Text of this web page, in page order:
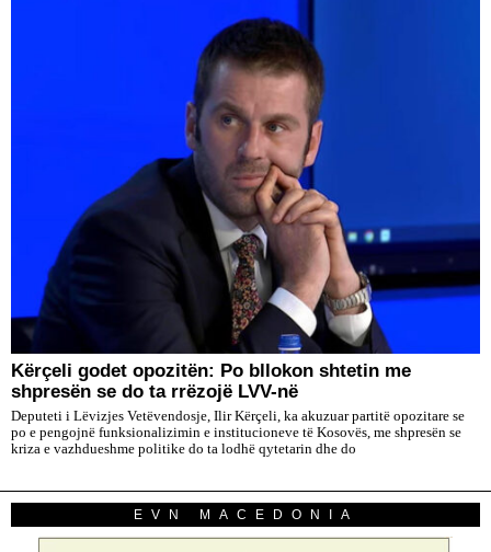
Kërçeli godet opozitën: Po bllokon shtetin me
shpresën se do ta rrëzojë LVV-në
Deputeti i Lëvizjes Vetëvendosje, Ilir Kërçeli, ka akuzuar partitë opozitare se
po e pengojnë funksionalizimin e institucioneve të Kosovës, me shpresën se
kriza e vazhdueshme politike do ta lodhë qytetarin dhe do
EVN MACEDONIA